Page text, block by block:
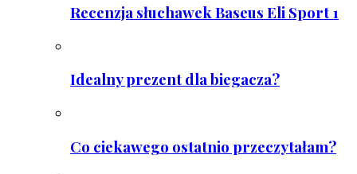
Recenzja słuchawek Baseus Eli Sport 1
Idealny prezent dla biegacza?
Co ciekawego ostatnio przeczytałam?